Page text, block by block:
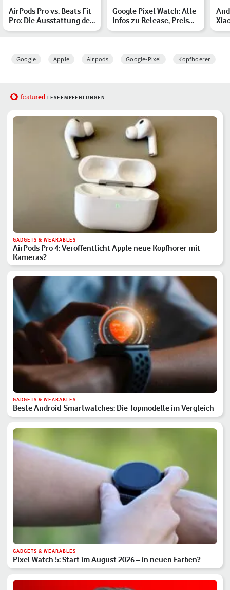
AirPods Pro vs. Beats Fit
Pro: Die Ausstattung der
In-Ears im Ver…
Google Pixel Watch: Alle
Infos zu Release, Preis
und Specs
Google Apple Airpods Google-Pixel Kopfhoerer
featured LESEEMPFEHLUNGEN
GADGETS & WEARABLES
AirPods Pro 4: Veröffentlicht Apple neue Kopfhörer mit
Kameras?
GADGETS & WEARABLES
Beste Android-Smartwatches: Die Topmodelle im Vergleich
GADGETS & WEARABLES
Pixel Watch 5: Start im August 2026 – in neuen Farben?